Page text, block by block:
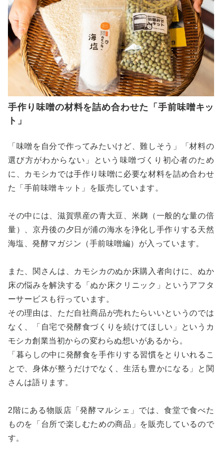
手作り味噌の材料を詰め合わせた「手前味噌キッ
ト」
「味噌を自分で作ってみたいけど、難しそう」「材料の
選び方がわからない」という味噌づくり初心者のため
に、カモシカでは手作り味噌に必要な材料を詰め合わせ
た「手前味噌キット」を販売しています。
その中には、滋賀県産の青大豆、米麹（一般的な量の倍
量）、京丹後の夕日が浦の海水を浄化し手作りする天然
海塩、発酵マガジン（手前味噌編）が入っています。
また、関さんは、カモシカのぬか床購入者向けに、ぬか
床の悩みを解決する「ぬか床クリニック」というアフタ
ーサービスも行っています。
その理由は、ただ自社商品が売れたらいいというのでは
なく、「自宅で発酵食づくりを続けてほしい」というカ
モシカ創業当初からの変わらぬ想いがあるから。
「暮らしの中に発酵食を手作りする習慣をとりいれるこ
とで、身体が整うだけでなく、生活も豊かになる」と関
さんは語ります。
2階にある物販店「発酵マルシェ」では、食堂で食べた
ものを「台所で楽しむための商品」を販売しているので
す。